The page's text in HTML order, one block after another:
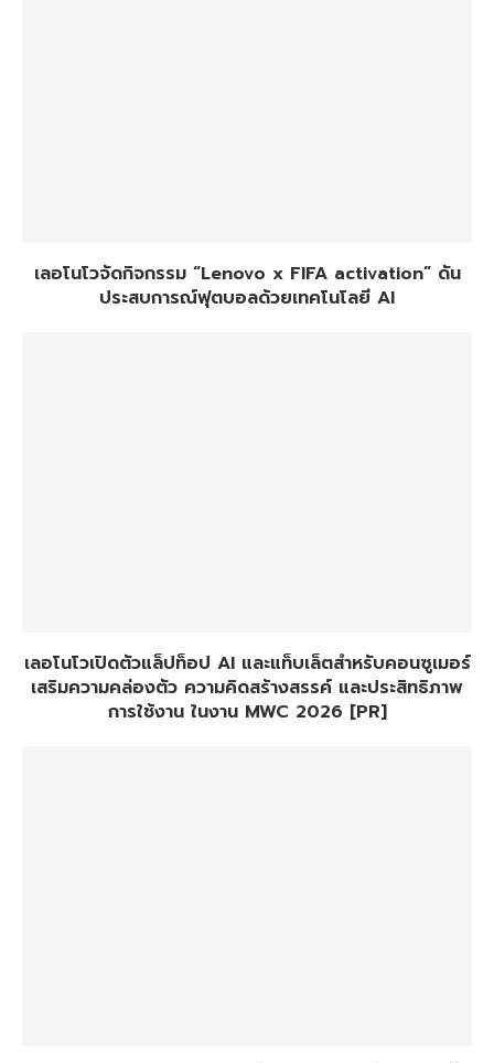
เลอโนโวจัดกิจกรรม “Lenovo x FIFA activation” ดัน
ประสบการณ์ฟุตบอลด้วยเทคโนโลยี AI
เลอโนโวเปิดตัวแล็ปท็อป AI และแท็บเล็ตสำหรับคอนซูเมอร์
เสริมความคล่องตัว ความคิดสร้างสรรค์ และประสิทธิภาพ
การใช้งาน ในงาน MWC 2026 [PR]